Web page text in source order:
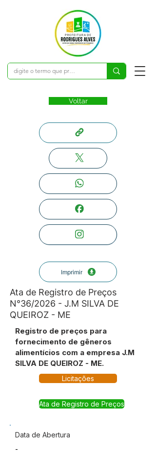
Voltar
Imprimir
Ata de Registro de Preços
N°36/2026 - J.M SILVA DE
QUEIROZ - ME
Registro de preços para
fornecimento de gêneros
alimentícios com a empresa J.M
SILVA DE QUEIROZ - ME.
Licitações
Ata de Registro de Preços
Data de Abertura
-